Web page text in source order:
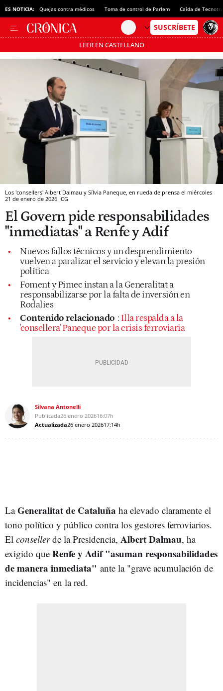
ES NOTICIA: Quejas contra médicos Toma de control de Parlem Caída de
LEER EN CASTELLANO
Pásate al MODO AHORRO
Los 'consellers' Albert Dalmau y Sílvia Paneque, en rueda de prensa el miércoles
21 de enero de 2026 CG
El Govern pide responsabilidades
"inmediatas" a Renfe y Adif
Nuevos fallos técnicos y un desprendimiento
vuelven a paralizar el servicio y elevan la presión
política
Foment y Pimec instan a la Generalitat a
responsabilizarse por la falta de inversión en
Rodalies
Contenido relacionado : Illa respalda a la
'consellera' Paneque por la crisis ferroviaria
Silvana Antonelli
Publicada26 enero 202616:07h
Actualizada26 enero 202617:14h
LaGeneralitat de Cataluña ha elevado claramente el
tono político y público contra los gestores ferroviarios.
El consellerde la Presidencia, Albert Dalmau, ha
exigido que Renfe y Adif "asuman responsabilidades
de manera inmediata" ante la "grave acumulación de
incidencias" en la red.